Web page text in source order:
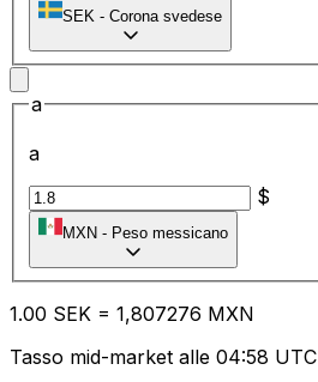
SEK - Corona svedese
a
a
$
MXN - Peso messicano
1.00 SEK = 1,807276 MXN
Tasso mid-market alle 04:58 UTC